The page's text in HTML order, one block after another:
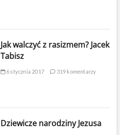
Jak walczyć z rasizmem? Jacek
Tabisz
6 stycznia 2017 319 komentarzy
Dziewicze narodziny Jezusa